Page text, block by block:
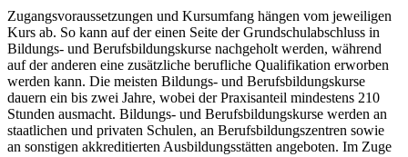
Zugangsvoraussetzungen und Kursumfang hängen vom jeweiligen
Kurs ab. So kann auf der einen Seite der Grundschulabschluss in
Bildungs- und Berufsbildungskurse nachgeholt werden, während
auf der anderen eine zusätzliche berufliche Qualifikation erworben
werden kann. Die meisten Bildungs- und Berufsbildungskurse
dauern ein bis zwei Jahre, wobei der Praxisanteil mindestens 210
Stunden ausmacht. Bildungs- und Berufsbildungskurse werden an
staatlichen und privaten Schulen, an Berufsbildungszentren sowie
an sonstigen akkreditierten Ausbildungsstätten angeboten. Im Zuge